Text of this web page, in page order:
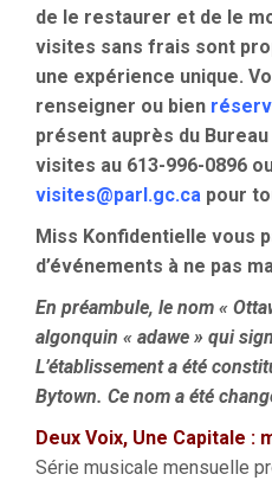
de le restaurer et de le
visites sans frais sont
une expérience unique.
renseigner ou bien
présent auprès du
visites au 613-996-0896
visites@parl.gc.ca pour
Miss Konfidentielle vous
d’événements à ne pas
En préambule, le nom «
algonquin « adawe » qui
L’établissement a été
Bytown. Ce nom a été
Deux Voix, Une Capitale :
Série musicale mensuelle